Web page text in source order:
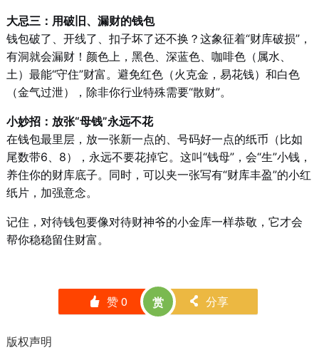
大忌三：用破旧、漏财的钱包
钱包破了、开线了、扣子坏了还不换？这象征着“财库破损”，
有洞就会漏财！颜色上，黑色、深蓝色、咖啡色（属水、
土）最能“守住”财富。避免红色（火克金，易花钱）和白色
（金气过泄），除非你行业特殊需要“散财”。
小妙招：放张“母钱”永远不花
在钱包最里层，放一张新一点的、号码好一点的纸币（比如
尾数带6、8），永远不要花掉它。这叫“钱母”，会“生”小钱，
养住你的财库底子。同时，可以夹一张写有“财库丰盈”的小红
纸片，加强意念。
记住，对待钱包要像对待财神爷的小金库一样恭敬，它才会
帮你稳稳留住财富。
󰄼 赞0 赏 󰄯 分享
版权声明